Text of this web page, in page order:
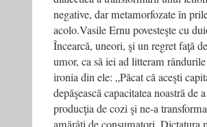
negative, dar metamorfozate în
acolo.Vasile Ernu povesteşte cu
Încearcă, uneori, şi un regret faţă
umor, ca să iei ad litteram
ironia din ele: „Păcat că aceşti
depăşească capacitatea noastră
producţia de cozi şi ne-a